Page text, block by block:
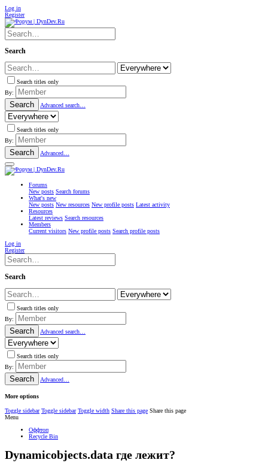
Log in
Register
Search
Search titles only
By:
Search Advanced search…
Search titles only
By:
Search Advanced…
Forums
New posts Search forums
What's new
New posts New resources New profile posts Latest activity
Resources
Latest reviews Search resources
Members
Current visitors New profile posts Search profile posts
Log in
Register
Search
Search titles only
By:
Search Advanced search…
Search titles only
By:
Search Advanced…
More options
Toggle sidebar Toggle sidebar Toggle width Share this page Share this page
Menu
Оффтоп
Recycle Bin
Dynamicobjects.data где лежит?